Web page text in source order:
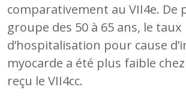
comparativement au VII4e. De
groupe des 50 à 65 ans, le taux
d’hospitalisation pour cause
myocarde a été plus faible
reçu le VII4cc.